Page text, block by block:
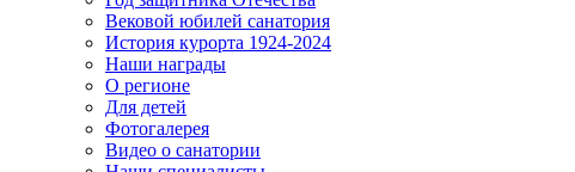
Вековой юбилей санатория
История курорта 1924-2024
Наши награды
О регионе
Для детей
Фотогалерея
Видео о санатории